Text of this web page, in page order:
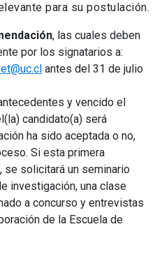
para su postulación.
, las cuales deben
por los signatarios a:
antes del 31 de julio
y vencido el
candidato(a) será
ha sido aceptada o no,
Si esta primera
solicitará un seminario
investigación, una clase
a concurso y entrevistas
de la Escuela de